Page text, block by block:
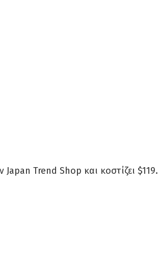
Japan Trend Shop και κοστίζει $119.